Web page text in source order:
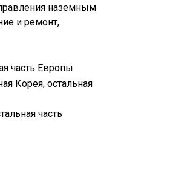
наземным
и ремонт,
часть Европы
Корея, остальная
часть